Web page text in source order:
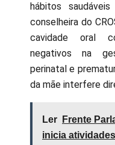
hábitos
conselheira do
cavidade oral
negativos na
perinatal e
da mãe interfere
Ler
Frente
inicia